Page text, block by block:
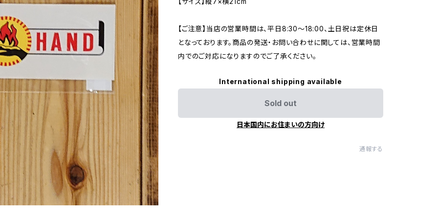
【ご注意】当店の営業時間は、平日8:30～18:00、土日祝は定休日
となっております。商品の発送・お問い合わせに関しては、営業時間
内でのご対応になりますのでご了承ください。
International shipping available
Sold out
日本国内にお住まいの方向け
通報する